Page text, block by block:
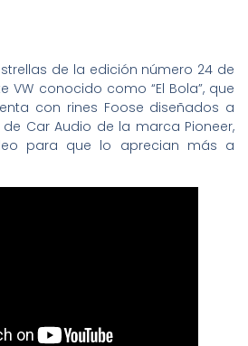
de la edición número 24 de
VW conocido como “El Bola”, que
con rines Foose diseñados a
Car Audio de la marca Pioneer,
para que lo aprecian más a